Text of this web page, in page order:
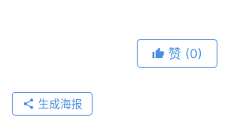
赞 (0)
生成海报